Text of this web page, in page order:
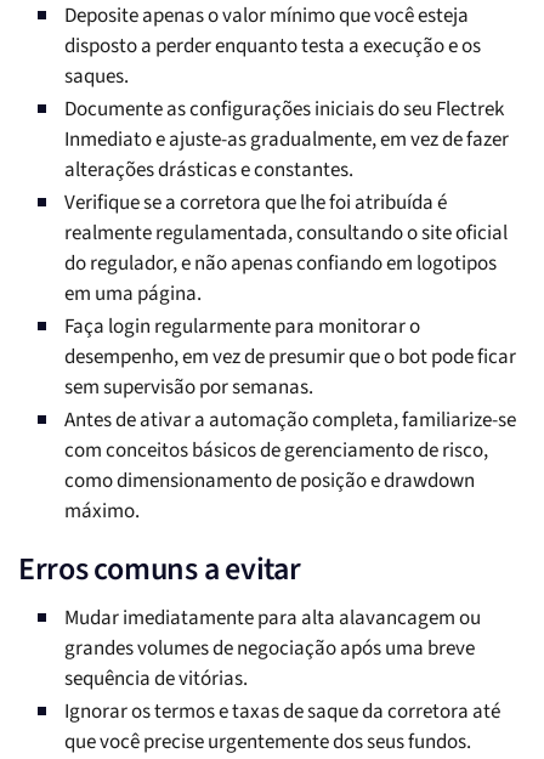
Deposite apenas o valor mínimo que você esteja
disposto a perder enquanto testa a execução e os
saques.
Documente as configurações iniciais do seu Flectrek
Inmediato e ajuste-as gradualmente, em vez de fazer
alterações drásticas e constantes.
Verifique se a corretora que lhe foi atribuída é
realmente regulamentada, consultando o site oficial
do regulador, e não apenas confiando em logotipos
em uma página.
Faça login regularmente para monitorar o
desempenho, em vez de presumir que o bot pode ficar
sem supervisão por semanas.
Antes de ativar a automação completa, familiarize-se
com conceitos básicos de gerenciamento de risco,
como dimensionamento de posição e drawdown
máximo.
Erros comuns a evitar
Mudar imediatamente para alta alavancagem ou
grandes volumes de negociação após uma breve
sequência de vitórias.
Ignorar os termos e taxas de saque da corretora até
que você precise urgentemente dos seus fundos.